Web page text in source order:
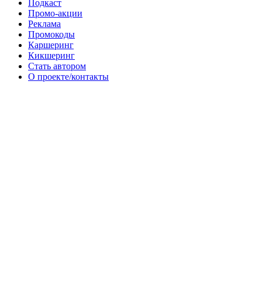
Подкаст
Промо-акции
Реклама
Промокоды
Каршеринг
Кикшеринг
Стать автором
О проекте/контакты